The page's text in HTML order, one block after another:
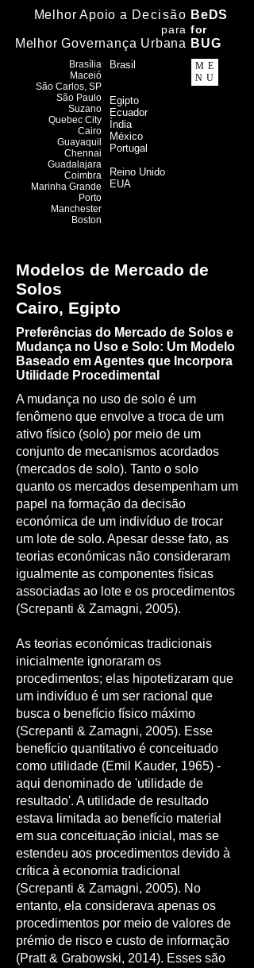
ME
NU
Melhor Apoio a Decisão
para
Melhor Governança Urbana
BeDS
for
BUG
Brasília
Maceió
​São Carlos, SP
São Paulo
Suzano
Quebec City
Cairo
Guayaquil
Chennai
Guadalajara
Coimbra
Marinha Grande
Porto
Manchester
Boston
Brasil
Egipto
Ecuador
Índia
México
Portugal
Reino Unido
EUA
Modelos de Mercado de
Solos
Cairo, Egipto
Preferências do Mercado de Solos e
Mudança no Uso e Solo: Um Modelo
Baseado em Agentes que Incorpora
Utilidade Procedimental
A mudança no uso de solo é um
fenômeno que envolve a troca de um
ativo físico (solo) por meio de um
conjunto de mecanismos acordados
(mercados de solo). Tanto o solo
quanto os mercados desempenham um
papel na formação da decisão
económica de um indivíduo de trocar
um lote de solo. Apesar desse fato, as
teorias económicas não consideraram
igualmente as componentes físicas
associadas ao lote e os procedimentos
(Screpanti & Zamagni, 2005).
As teorias económicas tradicionais
inicialmente ignoraram os
procedimentos; elas hipotetizaram que
um indivíduo é um ser racional que
busca o benefício físico máximo
(Screpanti & Zamagni, 2005). Esse
benefício quantitativo é conceituado
como utilidade (Emil Kauder, 1965) -
aqui denominado de 'utilidade de
resultado'. A utilidade de resultado
estava limitada ao benefício material
em sua conceituação inicial, mas se
estendeu aos procedimentos devido à
crítica à economia tradicional
(Screpanti & Zamagni, 2005). No
entanto, ela considerava apenas os
procedimentos por meio de valores de
prémio de risco e custo de informação
(Pratt & Grabowski, 2014). Esses são